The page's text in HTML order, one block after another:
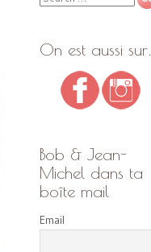
On est aussi
Bob & Jean-
Michel dans ta
boîte mail
Email